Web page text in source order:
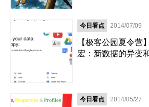
今日看点 2014/07/09
【极客公园夏令营
宏：新数据的异变
今日看点 2014/05/27